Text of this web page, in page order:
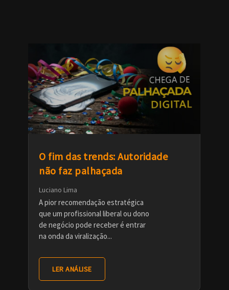
O fim das trends: Autoridade
não faz palhaçada
Luciano Lima
A pior recomendação estratégica
que um profissional liberal ou dono
de negócio pode receber é entrar
na onda da viralização...
LER ANÁLISE